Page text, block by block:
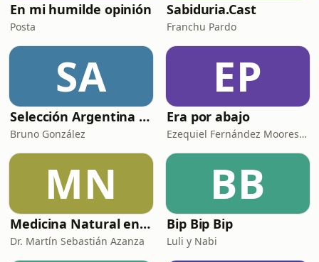
En mi humilde opinión
Posta
Sabiduria.Cast
Franchu Pardo
SA
Selección Argentina por Bruno González
Bruno González
EP
Era por abajo
Ezequiel Fernández Moores, Alejandro Wall, Andrés Burgo
MN
Medicina Natural en Podcast by Dr Martín Azanza
Dr. Martín Sebastián Azanza
BB
Bip Bip Bip
Luli y Nabi